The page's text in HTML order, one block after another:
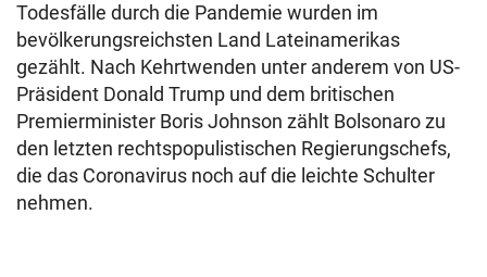
Todesfälle durch die Pandemie wurden im
bevölkerungsreichsten Land Lateinamerikas
gezählt. Nach Kehrtwenden unter anderem von US-
Präsident Donald Trump und dem britischen
Premierminister Boris Johnson zählt Bolsonaro zu
den letzten rechtspopulistischen Regierungschefs,
die das Coronavirus noch auf die leichte Schulter
nehmen.